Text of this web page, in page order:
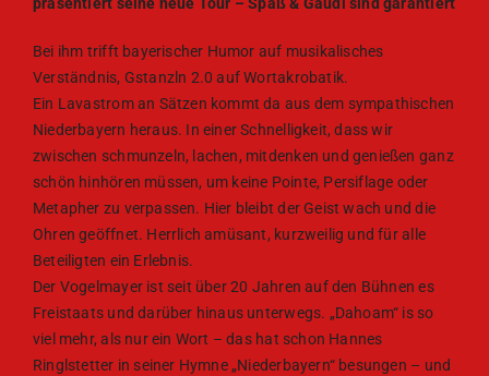
Bei ihm trifft bayerischer Humor auf musikalisches
Verständnis, Gstanzln 2.0 auf Wortakrobatik.
Ein Lavastrom an Sätzen kommt da aus dem sympathischen
Niederbayern heraus. In einer Schnelligkeit, dass wir
zwischen schmunzeln, lachen, mitdenken und genießen ganz
schön hinhören müssen, um keine Pointe, Persiflage oder
Metapher zu verpassen. Hier bleibt der Geist wach und die
Ohren geöffnet. Herrlich amüsant, kurzweilig und für alle
Beteiligten ein Erlebnis.
Der Vogelmayer ist seit über 20 Jahren auf den Bühnen es
Freistaats und darüber hinaus unterwegs. „Dahoam“ is so
viel mehr, als nur ein Wort – das hat schon Hannes
Ringlstetter in seiner Hymne „Niederbayern“ besungen – und